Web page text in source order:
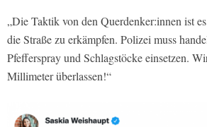
„Die Taktik von den Querdenker:innen ist
die Straße zu erkämpfen. Polizei muss
Pfefferspray und Schlagstöcke einsetzen.
Millimeter überlassen!“